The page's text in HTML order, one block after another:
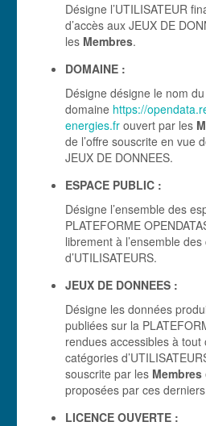
Désigne l’UTILISATEUR
d’accès aux JEUX DE
les Membres.
DOMAINE :
Désigne désigne le nom du
domaine https://
energies.fr ouvert par les
de l’offre souscrite en vue
JEUX DE DONNEES.
ESPACE PUBLIC :
Désigne l’ensemble des
PLATEFORME
librement à l’ensemble
d’UTILISATEURS.
JEUX DE DONNEES :
Désigne les données
publiées sur la
rendues accessibles à
catégories
souscrite par les Membres
proposées par ces
LICENCE OUVERTE :